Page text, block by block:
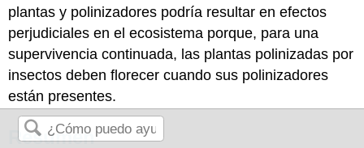
plantas y polinizadores podría resultar en efectos
perjudiciales en el ecosistema porque, para una
supervivencia continuada, las plantas polinizadas por
insectos deben florecer cuando sus polinizadores
están presentes.
Resumen